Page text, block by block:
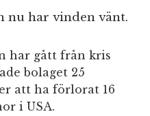
nu har vinden vänt.
har gått från kris
bolaget 25
att ha förlorat 16
i USA.